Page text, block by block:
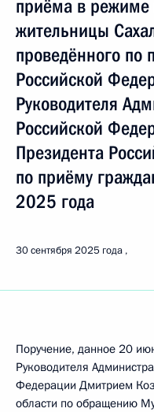
приёма в режиме
жительницы
проведённого по
Российской
Руководителя
Российской
Президента
по приёму
2025 года
30 сентября 2025 года
Поручение, данное 20
Руководителя
Федерации Дмитрием
области по обращению